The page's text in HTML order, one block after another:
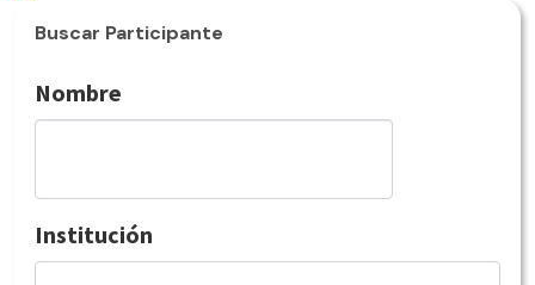
Buscar Participante
Nombre
Institución